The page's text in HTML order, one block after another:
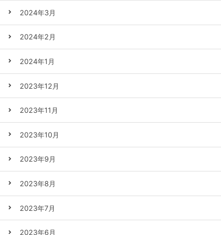
2024年3月
2024年2月
2024年1月
2023年12月
2023年11月
2023年10月
2023年9月
2023年8月
2023年7月
2023年6月